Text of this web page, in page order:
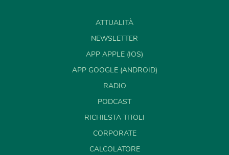
ATTUALITÀ
NEWSLETTER
APP APPLE (IOS)
APP GOOGLE (ANDROID)
RADIO
PODCAST
RICHIESTA TITOLI
CORPORATE
CALCOLATORE